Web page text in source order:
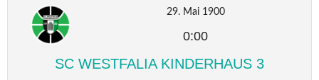
29. Mai 1900
0:00
SC WESTFALIA KINDERHAUS 3